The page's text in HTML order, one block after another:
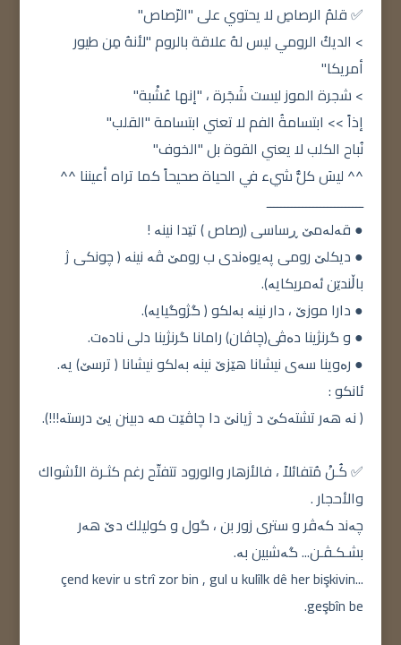
✅ قلمُ الرصاصِ لا يحتوي على "الرّصاص"
> الديكُ الرومي ليس لهُ علاقة بالروم "لأنهُ مِن طيور
أمريكا"
> شجرة الموز ليست شَجَرة ، "إنها عُشْبة"
إذاً >> ابتسامةُ الفم لا تعني ابتسامة "القلب"
نُباح الكلب لا يعني القوة بل "الخوف"
^^ ليسَ كلُّ شيء في الحياة صحيحاً كما تراه أعيننا ^^
ـــــــــــــــــــــــــــ
● قەلەمێ ڕساسی (رصاص ) تێدا نینە !
● دیکلێ رومی پەیوەندی ب رومێ ڤە نینە ( چونکی ژ
باڵندێن ئەمریکایە).
● دارا موزێ ، دار نینە بەلکو ( گژوگیایە).
● و گرنژینا دەڤی(چاڤان) رامانا گرنژینا دلی نادەت.
● رەوینا سەی نیشانا هێزێ نینە بەلکو نیشانا ( ترسێ) یە.
ئانكو :
( نە هەر تشتەکێ د ژیانێ دا چاڤێت مە دبینن یێ درستە!!!).
✅ كُـنْ مُتفائلاً ، فالأزهار والورود تتفتّح رغم كثـرة الأشواك
والأحجار .
چەند کەڤر و ستری زور بن ، گول و کولیلك دێ هەر
بشـکـڤـن... گەشبین بە.
çend kevir u strî zor bin , gul u kulîlk dê her bişkivin...
geşbîn be.